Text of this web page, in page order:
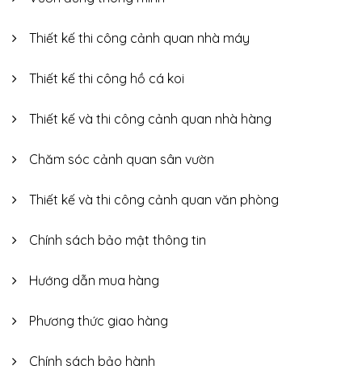
Thiết kế thi công cảnh quan nhà máy
Thiết kế thi công hồ cá koi
Thiết kế và thi công cảnh quan nhà hàng
Chăm sóc cảnh quan sân vườn
Thiết kế và thi công cảnh quan văn phòng
Chính sách bảo mật thông tin
Hướng dẫn mua hàng
Phương thức giao hàng
Chính sách bảo hành